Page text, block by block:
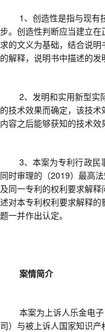
1、 创造性是指与现有
步。 创造性判断应当建立
求的文义为基础，结合说
的解释， 说明书中描述的发
2、 发明和实用新型实
的技术效果而确定，该技
内容之后能够获知的技术效
3、本案为专利行政民
同时审理的（2019）最高
及同一专利的权利要求解
述对本专利权利要求解释的
题一并作出认定。
案情简介
本案为 上诉人乐金电
司）与被上诉人国家知识